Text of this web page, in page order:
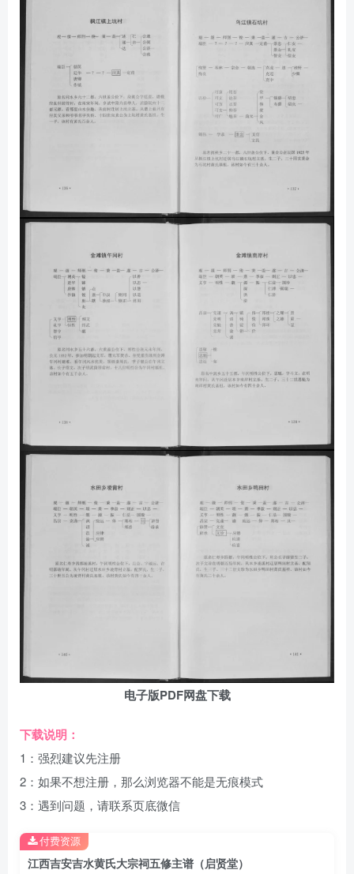
电子版PDF网盘下载
下载说明：
1：强烈建议先注册
2：如果不想注册，那么浏览器不能是无痕模式
3：遇到问题，请联系页底微信
江西吉安吉水黄氏大宗祠五修主谱（启贤堂）
付费资源